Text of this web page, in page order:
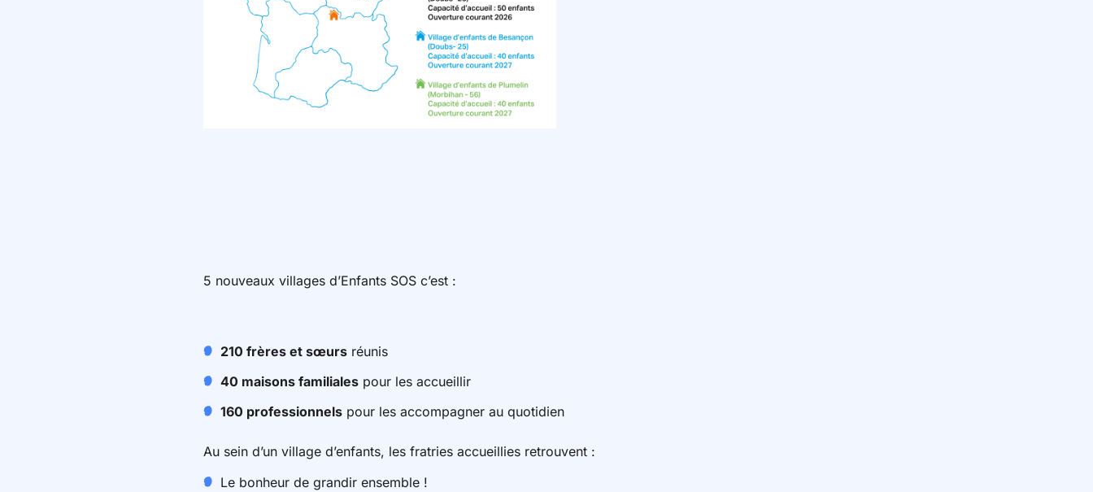
5 nouveaux villages d’Enfants SOS c’est :
210 frères et sœurs réunis
40 maisons familiales pour les accueillir
160 professionnels pour les accompagner au quotidien
Au sein d’un village d’enfants, les fratries accueillies retrouvent :
Le bonheur de grandir ensemble !